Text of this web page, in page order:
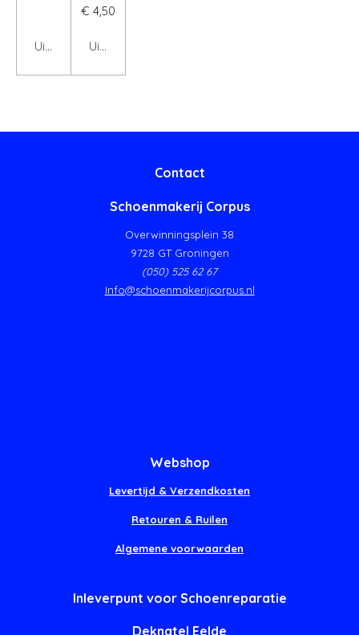
Uitgeschakeld
€ 4,50
Uitgeschakeld
Contact
Schoenmakerij Corpus
Overwinningsplein 38
9728 GT Groningen
(050) 525 62 67
Info@schoenmakerijcorpus.nl
Webshop
Levertijd & Verzendkosten
Retouren & Ruilen
Algemene voorwaarden
Inleverpunt voor Schoenreparatie
Deknatel Eelde